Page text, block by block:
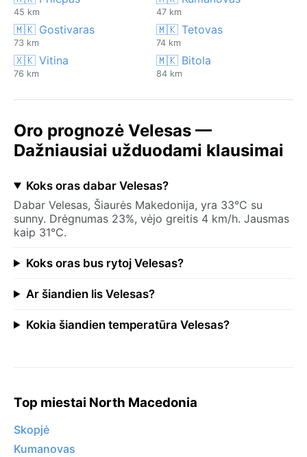
45 km 47 km
🇲🇰 Gostivaras
73 km
🇲🇰 Tetovas
74 km
🇽🇰 Vitina
76 km
🇲🇰 Bitola
84 km
Oro prognozė Velesas —
Dažniausiai užduodami klausimai
Koks oras dabar Velesas?
Dabar Velesas, Šiaurės Makedonija, yra 33°C su
sunny. Drėgnumas 23%, vėjo greitis 4 km/h. Jausmas
kaip 31°C.
Koks oras bus rytoj Velesas?
Ar šiandien lis Velesas?
Kokia šiandien temperatūra Velesas?
Top miestai North Macedonia
Skopjė
Kumanovas